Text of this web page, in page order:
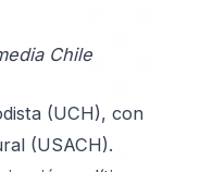
Chile
(UCH), con
(USACH).